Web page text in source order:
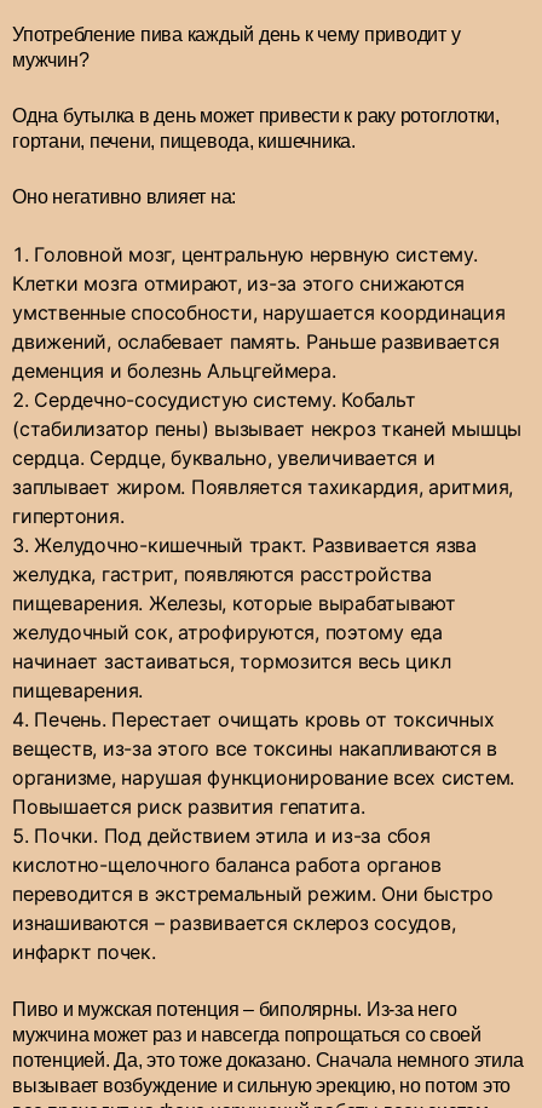
Употребление пива каждый день к чему приводит у
мужчин?
Одна бутылка в день может привести к раку ротоглотки,
гортани, печени, пищевода, кишечника.
Оно негативно влияет на:
Головной мозг, центральную нервную систему.
Клетки мозга отмирают, из-за этого снижаются
умственные способности, нарушается координация
движений, ослабевает память. Раньше развивается
деменция и болезнь Альцгеймера.
Сердечно-сосудистую систему. Кобальт
(стабилизатор пены) вызывает некроз тканей мышцы
сердца. Сердце, буквально, увеличивается и
заплывает жиром. Появляется тахикардия, аритмия,
гипертония.
Желудочно-кишечный тракт. Развивается язва
желудка, гастрит, появляются расстройства
пищеварения. Железы, которые вырабатывают
желудочный сок, атрофируются, поэтому еда
начинает застаиваться, тормозится весь цикл
пищеварения.
Печень. Перестает очищать кровь от токсичных
веществ, из-за этого все токсины накапливаются в
организме, нарушая функционирование всех систем.
Повышается риск развития гепатита.
Почки. Под действием этила и из-за сбоя
кислотно-щелочного баланса работа органов
переводится в экстремальный режим. Они быстро
изнашиваются – развивается склероз сосудов,
инфаркт почек.
Пиво и мужская потенция – биполярны. Из-за него
мужчина может раз и навсегда попрощаться со своей
потенцией. Да, это тоже доказано. Сначала немного этила
вызывает возбуждение и сильную эрекцию, но потом это